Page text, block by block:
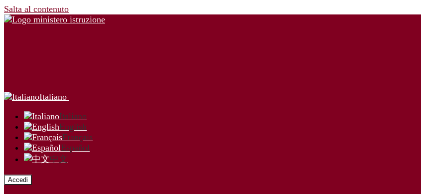
Salta al contenuto
Italiano
Italiano
English
Français
Español
中文
Accedi